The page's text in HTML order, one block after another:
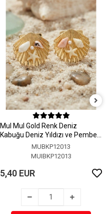
MuI MuI Gold Renk Deniz
Kabuğu Deniz Yıldızı ve Pembe
Taş Detaylı Küpe
MUBKP12013
MUIBKP12013
5,40 EUR